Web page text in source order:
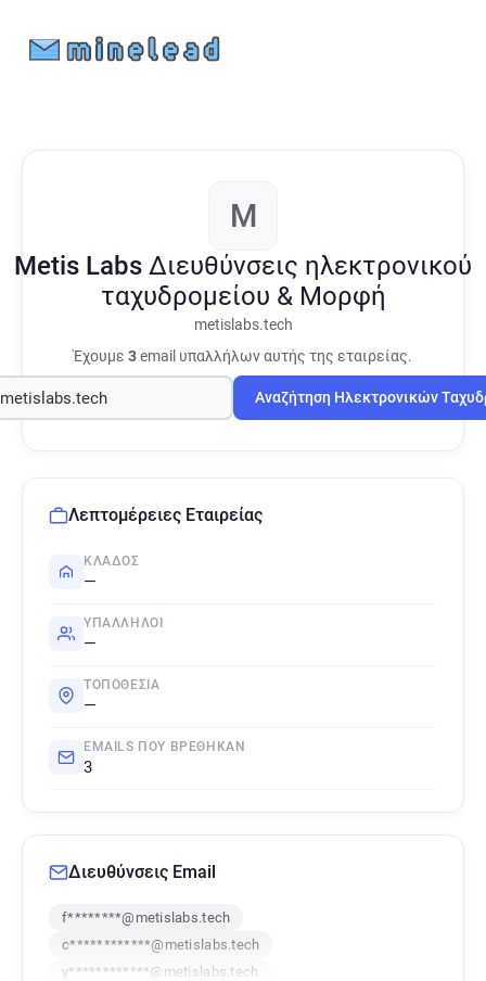
M
Metis Labs Διευθύνσεις ηλεκτρονικού
ταχυδρομείου & Μορφή
metislabs.tech
Έχουμε 3email υπαλλήλων αυτής της εταιρείας.
Αναζήτηση Ηλεκτρονικών
Λεπτομέρειες Εταιρείας
ΚΛΆΔΟΣ
—
ΥΠΆΛΛΗΛΟΙ
—
ΤΟΠΟΘΕΣΊΑ
—
EMAILS ΠΟΥ ΒΡΈΘΗΚΑΝ
3
Διευθύνσεις Email
f********@metislabs.tech
c************@metislabs.tech
y************@metislabs.tech